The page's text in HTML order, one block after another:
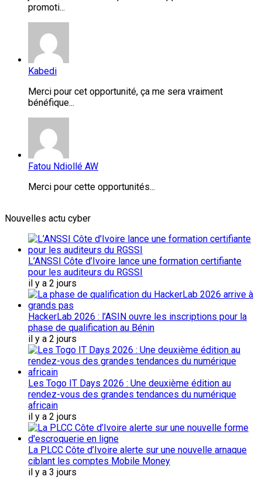
promoti...
Kabedi
Merci pour cet opportunité, ça me sera vraiment
bénéfique...
Fatou Ndiollé AW
Merci pour cette opportunités...
Nouvelles actu cyber
L’ANSSI Côte d’Ivoire lance une formation certifiante
pour les auditeurs du RGSSI
il y a 2 jours
HackerLab 2026 : l’ASIN ouvre les inscriptions pour la
phase de qualification au Bénin
il y a 2 jours
Les Togo IT Days 2026 : Une deuxième édition au
rendez-vous des grandes tendances du numérique
africain
il y a 2 jours
La PLCC Côte d’Ivoire alerte sur une nouvelle arnaque
ciblant les comptes Mobile Money
il y a 3 jours